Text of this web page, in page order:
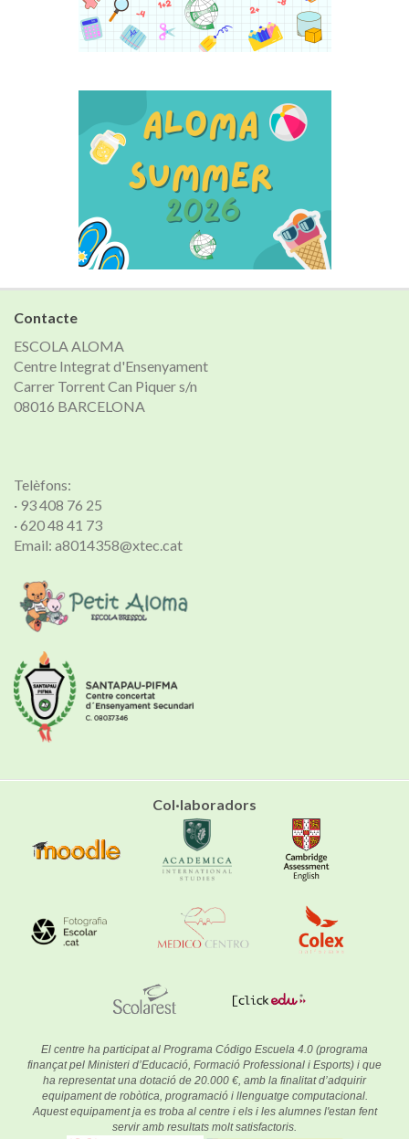
Contacte
ESCOLA ALOMA
Centre Integrat d'Ensenyament
Carrer Torrent Can Piquer s/n
08016 BARCELONA
Telèfons:
· 93 408 76 25
· 620 48 41 73
Email: a8014358@xtec.cat
Col·laboradors
El centre ha participat al Programa Código Escuela 4.0 (programa
finançat pel Ministeri d’Educació, Formació Professional i Esports) i que
ha representat una dotació de 20.000 €, amb la finalitat d’adquirir
equipament de robòtica, programació i llenguatge computacional.
Aquest equipament ja es troba al centre i els i les alumnes l'estan fent
servir amb resultats molt satisfactoris.